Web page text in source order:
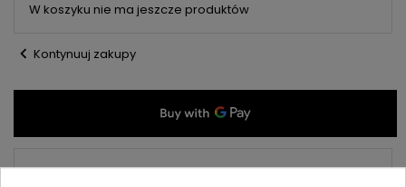
W koszyku nie ma jeszcze produktów
chevron_left Kontynuuj zakupy